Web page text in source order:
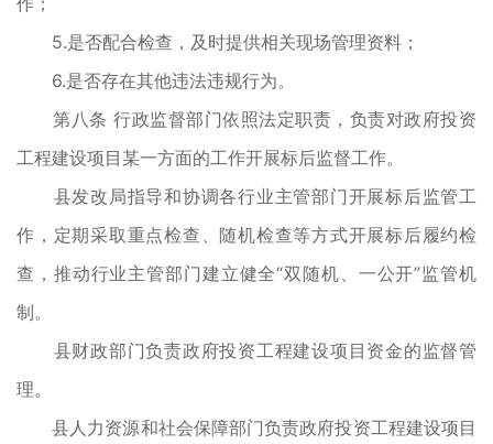
5.是否配合检查，及时提供相关现场管理资料；
6.是否存在其他违法违规行为。
第八条 行政监督部门依照法定职责，负责对政府投资
工程建设项目某一方面的工作开展标后监督工作。
县发改局指导和协调各行业主管部门开展标后监管工
作，定期采取重点检查、随机检查等方式开展标后履约检
查，推动行业主管部门建立健全“双随机、一公开”监管机
制。
县财政部门负责政府投资工程建设项目资金的监督管
理。
县人力资源和社会保障部门负责政府投资工程建设项目